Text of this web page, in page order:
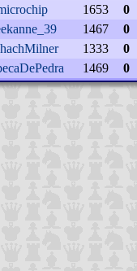
1653
0
1467
0
1333
0
1469 0